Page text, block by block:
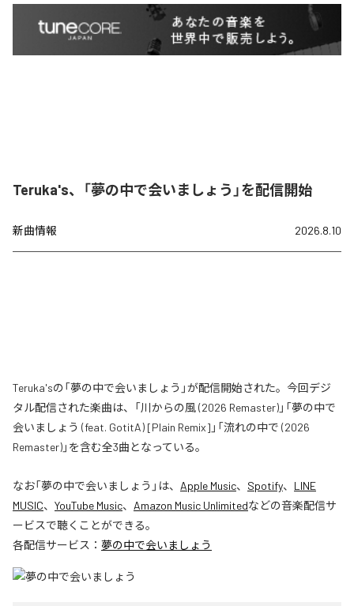
Teruka's、「夢の中で会いましょう」を配信開始
新曲情報 2026.8.10
Teruka'sの「夢の中で会いましょう」が配信開始された。今回デジ
タル配信された楽曲は、「川からの風 (2026 Remaster)」「夢の中で
会いましょう (feat. GotitA) [Plain Remix]」「流れの中で (2026
Remaster)」を含む全3曲となっている。
なお「夢の中で会いましょう 」は、 Apple Music、 Spotify、 LINE
MUSIC、 YouTube Music、 Amazon Music Unlimitedなどの音楽配信サ
ービスで聴くことができる。
各配信サービス： 夢の中で会いましょう